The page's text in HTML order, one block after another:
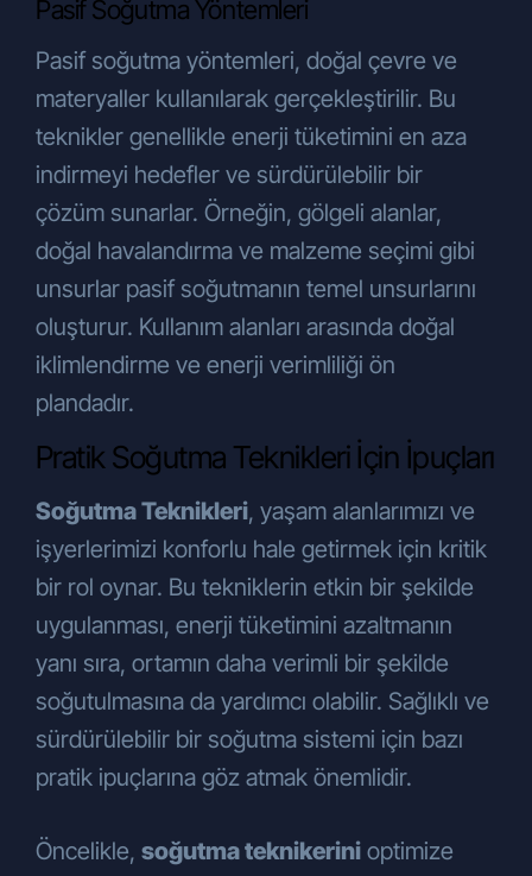
Pasif Soğutma Yöntemleri
Pasif soğutma yöntemleri, doğal çevre ve
materyaller kullanılarak gerçekleştirilir. Bu
teknikler genellikle enerji tüketimini en aza
indirmeyi hedefler ve sürdürülebilir bir
çözüm sunarlar. Örneğin, gölgeli alanlar,
doğal havalandırma ve malzeme seçimi gibi
unsurlar pasif soğutmanın temel unsurlarını
oluşturur. Kullanım alanları arasında doğal
iklimlendirme ve enerji verimliliği ön
plandadır.
Pratik Soğutma Teknikleri İçin İpuçları
Soğutma Teknikleri, yaşam alanlarımızı ve
işyerlerimizi konforlu hale getirmek için kritik
bir rol oynar. Bu tekniklerin etkin bir şekilde
uygulanması, enerji tüketimini azaltmanın
yanı sıra, ortamın daha verimli bir şekilde
soğutulmasına da yardımcı olabilir. Sağlıklı ve
sürdürülebilir bir soğutma sistemi için bazı
pratik ipuçlarına göz atmak önemlidir.
Öncelikle, soğutma teknikerini optimize